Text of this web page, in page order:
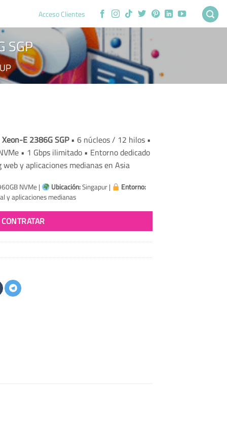
Acceso Clientes
SGP
E 2386G SGP• 6 núcleos / 12 hilos •
• 1 Gbps ilimitado • Entorno dedicado
y aplicaciones medianas en Asia
NVMe | Ubicación:Singapur | Entorno:
y aplicaciones medianas
CONTRATAR